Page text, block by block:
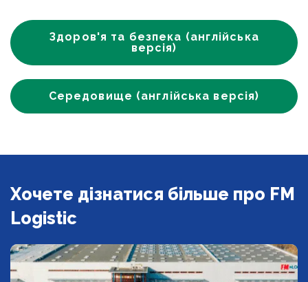
Здоров'я та безпека (англійська
версія)
Середовище (англійська версія)
Хочете дізнатися більше про FM
Logistic